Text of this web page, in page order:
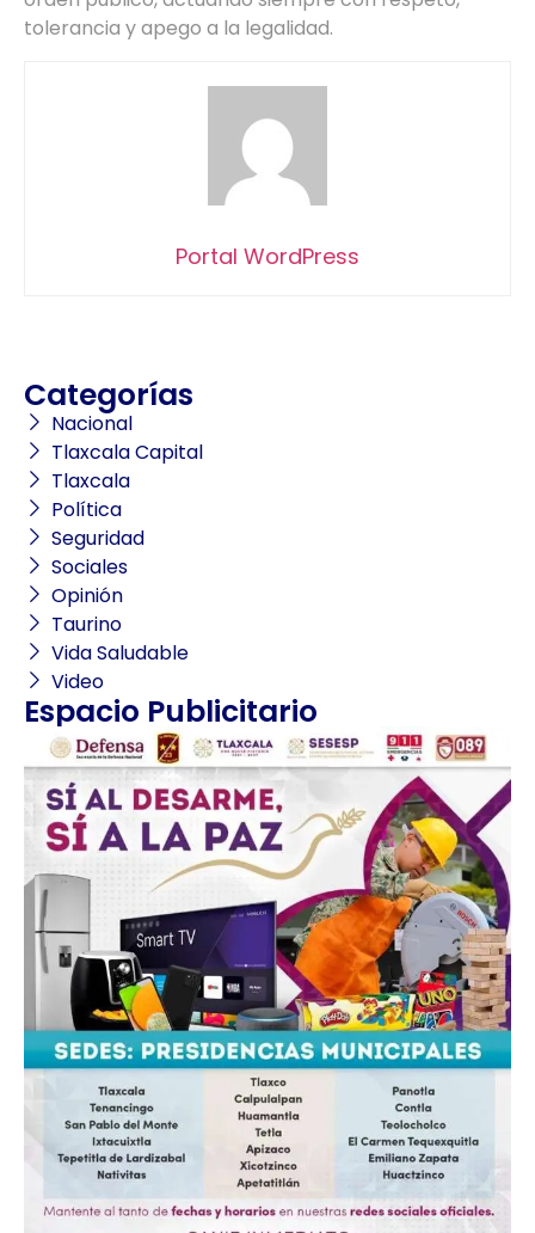
tolerancia y apego a la legalidad.
Portal WordPress
Categorías
Nacional
Tlaxcala Capital
Tlaxcala
Política
Seguridad
Sociales
Opinión
Taurino
Vida Saludable
Video
Espacio Publicitario